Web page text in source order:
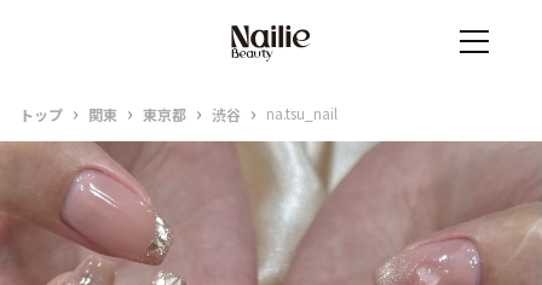
トップ › 関東 › 東京都 › 渋谷 › na.tsu_nail